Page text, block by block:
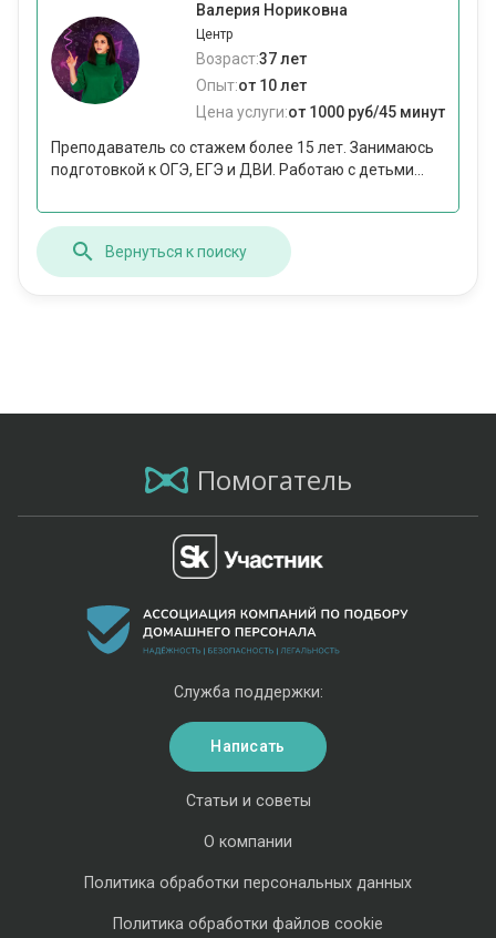
Валерия Нориковна
Центр
Возраст:37 лет
Опыт:от 10 лет
Цена услуги:от 1000 руб/45 минут
Преподаватель со стажем более 15 лет. Занимаюсь
подготовкой к ОГЭ, ЕГЭ и ДВИ. Работаю с детьми...
Вернуться к поиску
Помогатель
Статьи и советы
О компании
Политика обработки персональных данных
Политика обработки файлов cookie
Служба поддержки:
Написать